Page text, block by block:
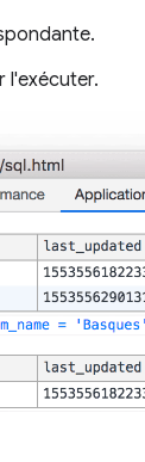
l'exécuter.